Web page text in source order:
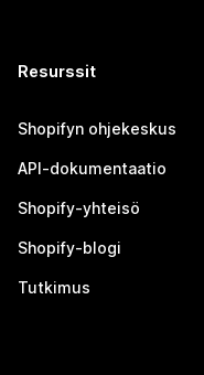
Resurssit
Shopifyn ohjekeskus
API-dokumentaatio
Shopify-yhteisö
Shopify-blogi
Tutkimus